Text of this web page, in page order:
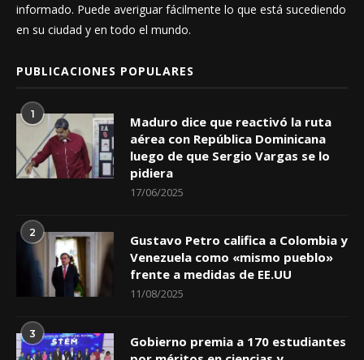
informado. Puede averiguar fácilmente lo que está sucediendo
en su ciudad y en todo el mundo.
PUBLICACIONES POPULARES
1
Maduro dice que reactivó la ruta
aérea con República Dominicana
luego de que Sergio Vargas se lo
pidiera
17/06/2025
2
Gustavo Petro califica a Colombia y
Venezuela como «mismo pueblo»
frente a medidas de EE.UU
11/08/2025
3
Gobierno premia a 170 estudiantes